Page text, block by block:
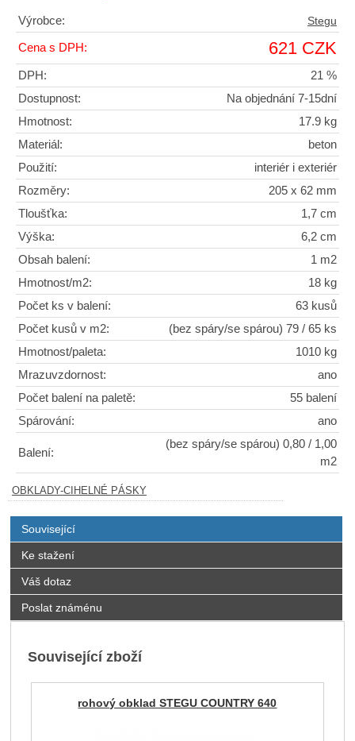
Výrobce: Stegu
Cena s DPH: 621 CZK
DPH:
21 %
Dostupnost:
Na objednání 7-15dní
Hmotnost:
17.9 kg
Materiál:
beton
Použití:
interiér i exteriér
Rozměry:
205 x 62 mm
Tloušťka:
1,7 cm
Výška:
6,2 cm
Obsah balení:
1 m2
Hmotnost/m2:
18 kg
Počet ks v balení:
63 kusů
Počet kusů v m2:
(bez spáry/se spárou) 79 / 65 ks
Hmotnost/paleta:
1010 kg
Mrazuvzdornost:
ano
Počet balení na paletě:
55 balení
Spárování:
ano
Balení:
(bez spáry/se spárou) 0,80 / 1,00
m2
OBKLADY-CIHELNÉ PÁSKY
Související
Ke stažení
Váš dotaz
Poslat známénu
Související zboží
rohový obklad STEGU COUNTRY 640